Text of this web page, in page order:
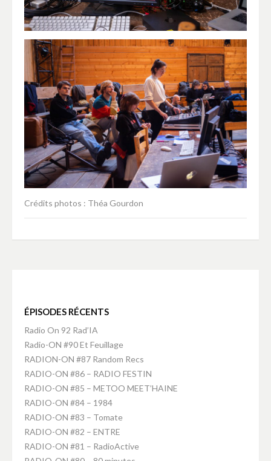
Crédits photos : Théa Gourdon
ÉPISODES RÉCENTS
Radio On 92 Rad’IA
Radio-ON #90 Et Feuillage
RADION-ON #87 Random Recs
RADIO-ON #86 – RADIO FESTIN
RADIO-ON #85 – METOO MEET’HAINE
RADIO-ON #84 – 1984
RADIO-ON #83 – Tomate
RADIO-ON #82 – ENTRE
RADIO-ON #81 – RadioActive